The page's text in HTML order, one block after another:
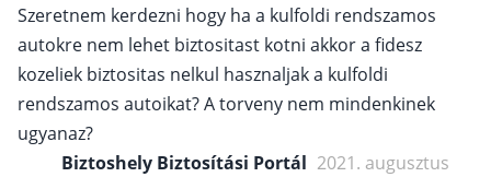
Szeretnem kerdezni hogy ha a kulfoldi rendszamos
autokre nem lehet biztositast kotni akkor a fidesz
kozeliek biztositas nelkul hasznaljak a kulfoldi
rendszamos autoikat? A torveny nem mindenkinek
ugyanaz?
Biztoshely Biztosítási Portál 2021. augusztus